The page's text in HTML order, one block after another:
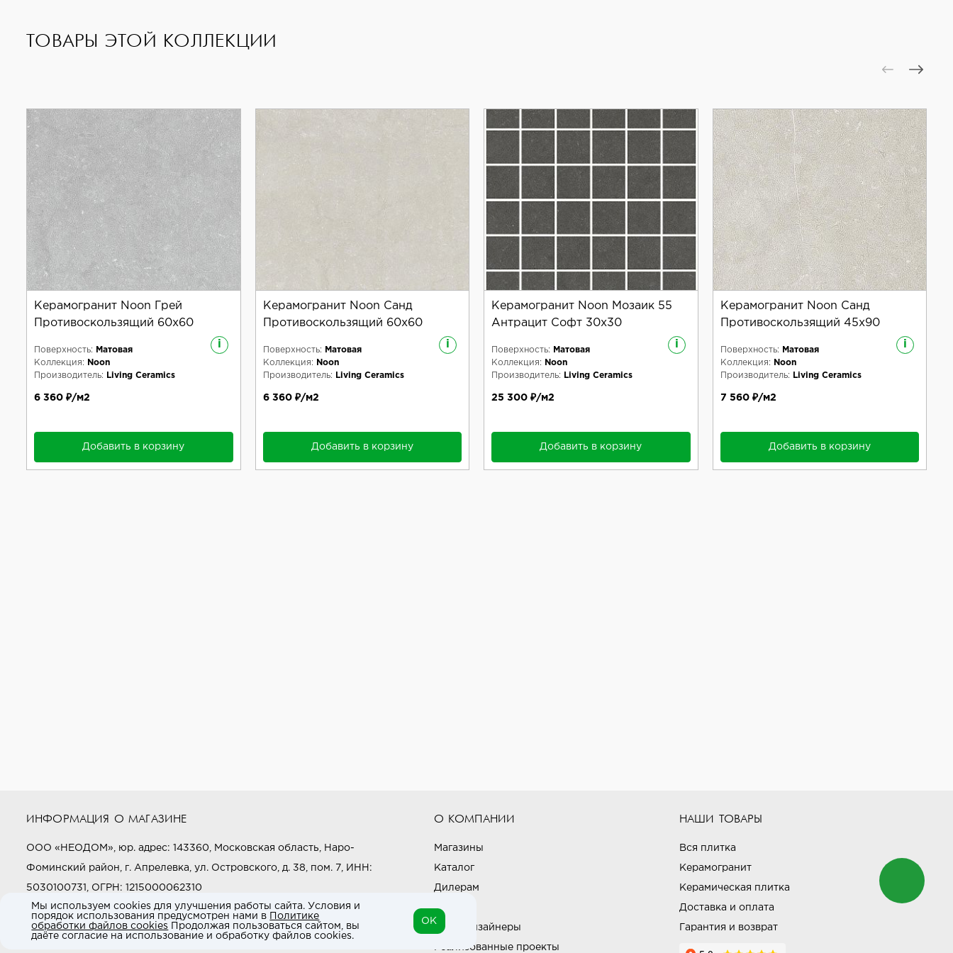
Этот керамогранит станет прекрасным решением для создания стильного и безопасного интерьера.
ТОВАРЫ ЭТОЙ КОЛЛЕКЦИИ
Керамогранит Noon Грей
Противоскользящий 60x60
i
Поверхность:
Матовая
Коллекция:
Noon
Производитель:
Living Ceramics
6 360 ₽/м2
Добавить в корзину
Керамогранит Noon Санд
Противоскользящий 60x60
i
Поверхность:
Матовая
Коллекция:
Noon
Производитель:
Living Ceramics
6 360 ₽/м2
Добавить в корзину
Керамогранит Noon Мозаик 55
Антрацит Софт 30x30
i
Поверхность:
Матовая
Коллекция:
Noon
Производитель:
Living Ceramics
25 300 ₽/м2
Добавить в корзину
Керамогранит Noon Санд
Противоскользящий 45x90
i
Поверхность:
Матовая
Коллекция:
Noon
Производитель:
Living Ceramics
7 560 ₽/м2
Добавить в корзину
ИНФОРМАЦИЯ О МАГАЗИНЕ
ООО «НЕОДОМ», юр. адрес: 143360, Московская область, Наро-
Фоминский район, г. Апрелевка, ул. Островского, д. 38, пом. 7, ИНН:
5030100731, ОГРН: 1215000062310
Звоните нам:+7 (800) 505-97-97
E-mail: market@neodom.ru
О КОМПАНИИ
Магазины
Каталог
Дилерам
Блог
Наши дизайнеры
Реализованные проекты
НАШИ ТОВАРЫ
Вся плитка
Керамогранит
Керамическая плитка
Доставка и оплата
Гарантия и возврат
Мы используем cookies для улучшения работы сайта. Условия и
порядок использования предусмотрен нами в
Политике
обработки файлов cookies Продолжая пользоваться сайтом, вы
даёте согласие на использование и обработку файлов cookies.
OK